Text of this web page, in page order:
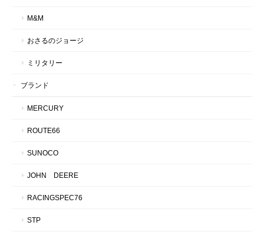
M&M
おさるのジョージ
ミリタリー
ブランド
MERCURY
ROUTE66
SUNOCO
JOHN DEERE
RACINGSPEC76
STP